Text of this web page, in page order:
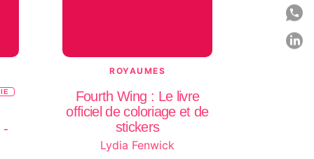
-
ROYAUMES
Fourth Wing : Le livre
officiel de coloriage et de
stickers
Lydia Fenwick